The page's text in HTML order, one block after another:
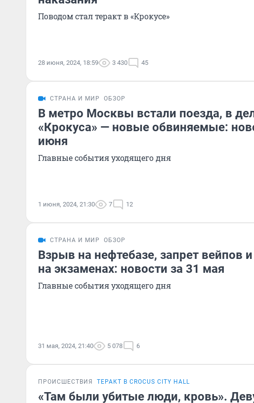
Поводом стал теракт в «Крокусе»
28 июня, 2024, 18:59 3 430 45
СТРАНА И МИР ОБЗОР
В метро Москвы встали поезда, в
«Крокуса» — новые обвиняемые:
июня
Главные события уходящего дня
1 июня, 2024, 21:30 7 12
СТРАНА И МИР ОБЗОР
Взрыв на нефтебазе, запрет вейпов
на экзаменах: новости за 31 мая
Главные события уходящего дня
31 мая, 2024, 21:40 5 078 6
ПРОИСШЕСТВИЯ ТЕРАКТ В CROCUS CITY HALL
«Там были убитые люди, кровь».